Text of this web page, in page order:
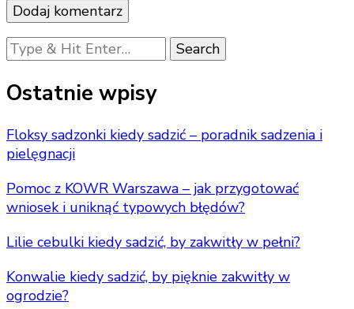
Looking
for
Something?
Ostatnie wpisy
Floksy sadzonki kiedy sadzić – poradnik sadzenia i
pielęgnacji
Pomoc z KOWR Warszawa – jak przygotować
wniosek i uniknąć typowych błędów?
Lilie cebulki kiedy sadzić, by zakwitły w pełni?
Konwalie kiedy sadzić, by pięknie zakwitły w
ogrodzie?